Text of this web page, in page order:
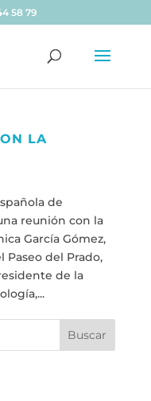
58 79
LA
de
reunión con la
García Gómez,
del Prado,
de la
Buscar